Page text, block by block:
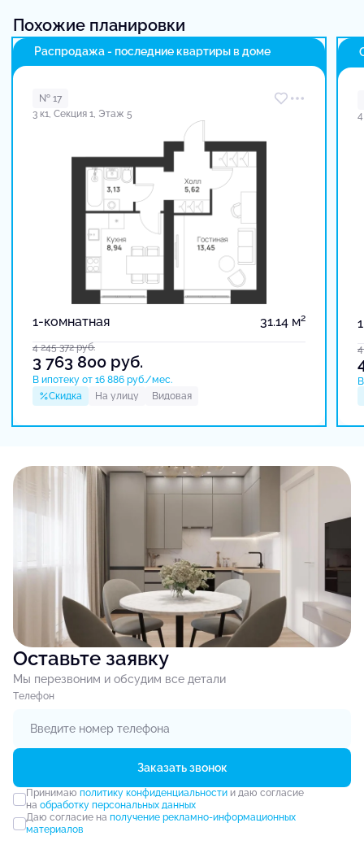
Похожие планировки
Распродажа - последние квартиры в доме
№ 17
3 к1, Секция 1, Этаж 5
1-комнатная 31.14 м2
4 245 372руб.
3 763 800 руб.
В ипотеку от 16 886 руб./мес.
Скидка
На улицу Видовая
Оставьте заявку
Мы перезвоним и обсудим все детали
Tелефон
Заказать звонок
Принимаю политику конфиденциальностии даю согласие
на обработку персональных данных
Даю согласие на получение рекламно-информационных
материалов